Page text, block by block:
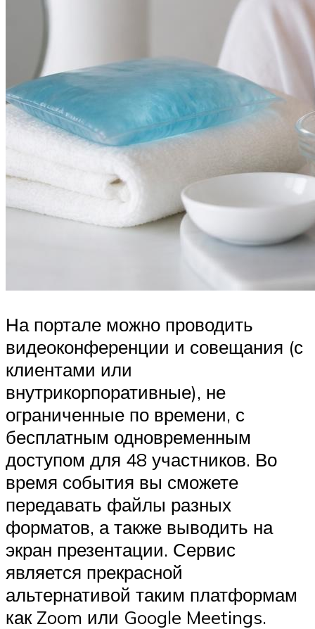
На портале можно проводить
видеоконференции и совещания (с
клиентами или
внутрикорпоративные), не
ограниченные по времени, с
бесплатным одновременным
доступом для 48 участников. Во
время события вы сможете
передавать файлы разных
форматов, а также выводить на
экран презентации. Сервис
является прекрасной
альтернативой таким платформам
как Zoom или Google Meetings.